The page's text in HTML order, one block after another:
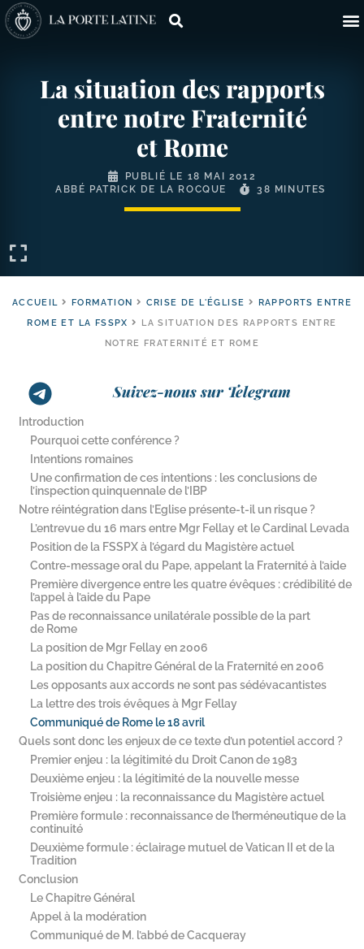
La situation des rapports
entre notre Fraternité
et Rome
PUBLIÉ LE 18 MAI 2012
ABBÉ PATRICK DE LA ROCQUE
38 MINUTES
ACCUEIL FORMATION CRISE DE L'ÉGLISE
RAPPORTS ENTRE
ROME ET LA FSSPX
LA SITUATION DES RAPPORTS ENTRE
NOTRE FRATERNITÉ ET ROME
Suivez-nous sur Telegram
Introduction
Pourquoi cette conférence ?
Intentions romaines
Une confirmation de ces intentions : les conclusions de
l’inspection quinquennale de l’IBP
Notre réintégration dans l’Eglise présente-​t-​il un risque ?
L’entrevue du 16 mars entre Mgr Fellay et le Cardinal Levada
Position de la FSSPX à l’égard du Magistère actuel
Contre-​message oral du Pape, appelant la Fraternité à l’aide
Première divergence entre les quatre évêques : crédibilité de
l’appel à l’aide du Pape
Pas de reconnaissance unilatérale possible de la part
de Rome
La position de Mgr Fellay en 2006
La position du Chapitre Général de la Fraternité en 2006
Les opposants aux accords ne sont pas sédévacantistes
La lettre des trois évêques à Mgr Fellay
Communiqué de Rome le 18 avril
Quels sont donc les enjeux de ce texte d’un potentiel accord ?
Premier enjeu : la légitimité du Droit Canon de 1983
Deuxième enjeu : la légitimité de la nouvelle messe
Troisième enjeu : la reconnaissance du Magistère actuel
Première formule : reconnaissance de l’herméneutique de la
continuité
Deuxième formule : éclairage mutuel de Vatican II et de la
Tradition
Conclusion
Le Chapitre Général
Appel à la modération
Communiqué de M. l’abbé de Cacqueray